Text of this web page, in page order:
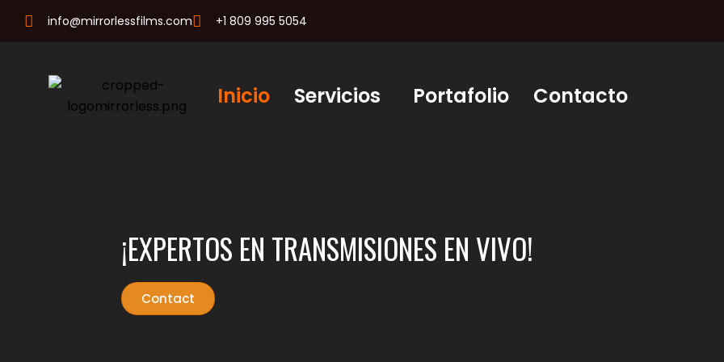
info@mirrorlessfilms.com +1 809 995 5054
Inicio Servicios Portafolio Contacto
¡EXPERTOS EN TRANSMISIONES EN VIVO!
Contact